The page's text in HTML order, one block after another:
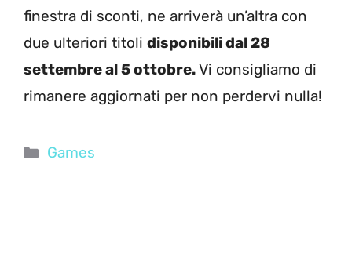
finestra di sconti, ne arriverà un’altra con
due ulteriori titoli disponibili dal 28
settembre al 5 ottobre.Vi consigliamo di
rimanere aggiornati per non perdervi nulla!
Categorie
Games